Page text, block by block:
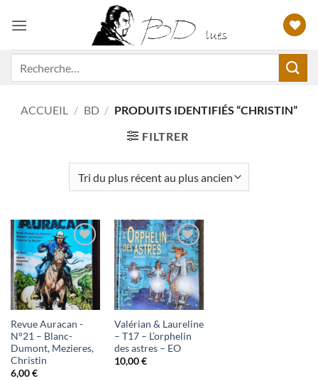
ACCUEIL / BD / PRODUITS IDENTIFIÉS “CHRISTIN”
FILTRER
Ajouter
à ma
liste
Revue Auracan -
N°21 – Blanc-
Dumont, Mezieres,
Christin
6,00€
Ajouter
à ma
liste
Valérian & Laureline
– T17 – L’orphelin
des astres – EO
10,00€